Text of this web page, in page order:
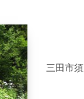
三田市